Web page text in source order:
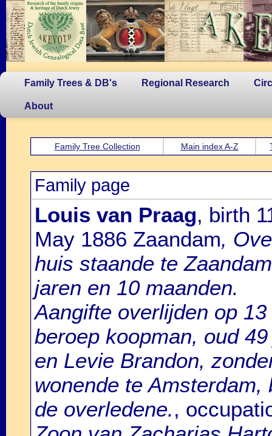
Family Trees & DB's Regional Research
About
Family Tree Collection Main index A-Z
Family page
Louis van Praag, birth
May 1886 Zaandam,
huis staande te
jaren en 10 maanden.
Aangifte overlijden op
beroep koopman, oud
en Levie Brandon,
wonende te
de overledene.,